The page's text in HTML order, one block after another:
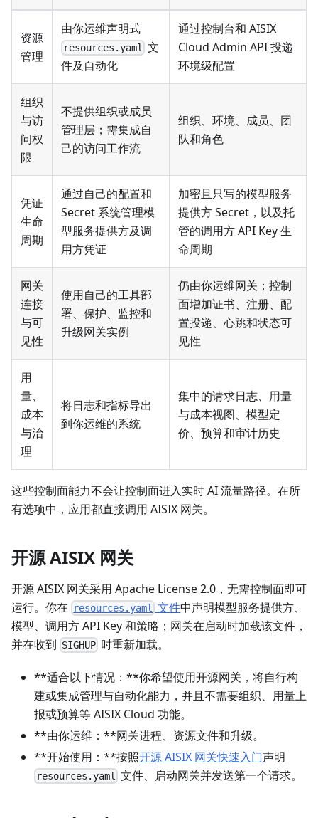
资源
管理
由你运维声明式
resources.yaml
文
件及自动化
通过控制台和 AISIX
Cloud Admin API 投递
环境级配置
组织
与访
问权
限
不提供组织或成员
管理层；需集成自
己的访问工作流
组织、环境、成员、团
队和角色
凭证
生命
周期
通过自己的配置和
Secret 系统管理模
型服务提供方及调
用方凭证
加密且只写的模型服务
提供方 Secret，以及托
管的调用方 API Key 生
命周期
网关
连接
与可
见性
使用自己的工具部
署、保护、监控和
升级网关实例
仍由你运维网关；控制
面增加证书、注册、配
置投递、心跳和状态可
见性
用
量、
成本
与治
理
将日志和指标导出
到你运维的系统
集中的请求日志、用量
与成本视图、模型定
价、预算和审计历史
这些控制面能力不会让控制面进入实时 AI 流量路径。在所
有选项中，应用都直接调用 AISIX 网关。
开源 AISIX 网关
开源 AISIX 网关采用 Apache License 2.0，无需控制面即可
运行。你在
resources.yaml 文件中声明模型服务提供方、
模型、调用方 API Key 和策略；网关在启动时加载该文件，
并在收到 SIGHUP 时重新加载。
**适合以下情况：**你希望使用开源网关，将自行构
建或集成管理与自动化能力，并且不需要组织、用量上
报或预算等 AISIX Cloud 功能。
**由你运维：**网关进程、资源文件和升级。
**开始使用：**按照开源 AISIX 网关快速入门声明
resources.yaml 文件、启动网关并发送第一个请求。